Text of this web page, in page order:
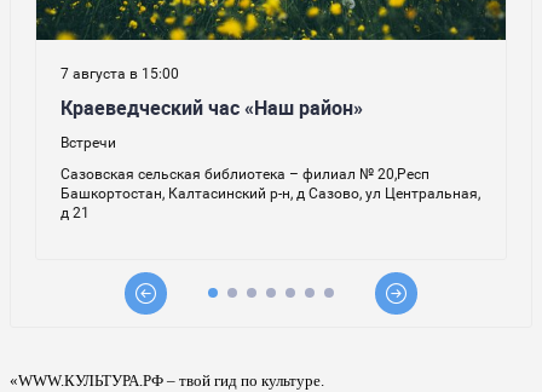
«WWW.КУЛЬТУРА.РФ – твой гид по культуре.